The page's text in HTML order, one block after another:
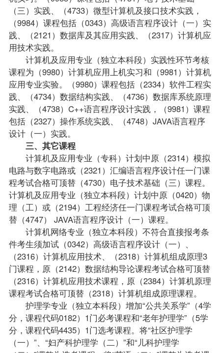
（三）实践、（4733）微型计算机及接口技术实践，
（9984）课程包括（0343）高级语言程序设计（一）实
践、（2121）数据库及其应用实践、（2317）计算机应
用技术实践。
计算机及应用专业（独立本科段）实践性环节考核
课程为（9980）计算机应用上机实习和（9981）计算机
应用专业实验。（9980）课程包括（2334）软件工程实
践、（4734）数据结构实践、（4736）数据库系统原理
实践、（4738）C++语言程序设计实践，（9981）课程
包括（2327）操作系统实践、（4748）JAVA语言程序
设计（一）实践。
三、其它课程
计算机及应用专业（专科）计划中原（2314）模拟
电路与数字电路或（2321） 汇编语言程序设计任一门课
程考试合格可顶替（4730）电子技术基础（三）课程。
计算机及应用专业（独立本科段）计划中原（0420）物
理（工）或（2194）工程经济任一门课程考试合格可顶
替（4747） JAVA语言程序设计（一）课程。
计算机网络专业（独立本科段）不符合直接报考条
件考生须加试（0342）高级语言程序设计（一）、
（2316）计算机应用技术、（2318） 计算机组成原理3
门课程，原（2142）数据结构导论课程考试合格可顶替
（2316）计算机应用技术课程，原（2384）计算机原理
课程考试合格可顶替（2318）计算机组成原理课程。
护理学专业（独立本科段）增加“公共关系学”（4学
分，课程代码0182）1门必考课程和“老年护理学”（5学
分，课程代码4435）1门选考课程。将“社区护理学
（一）”、“妇产科护理学（二）”和“ 儿科护理学